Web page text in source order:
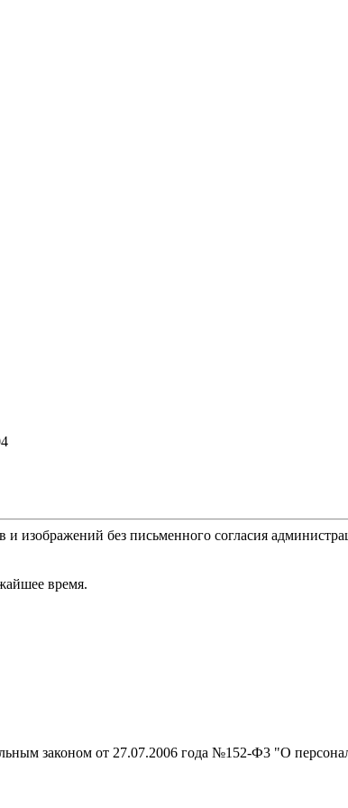
без письменного согласия
время.
законом от 27.07.2006 года №152-Ф3 "О